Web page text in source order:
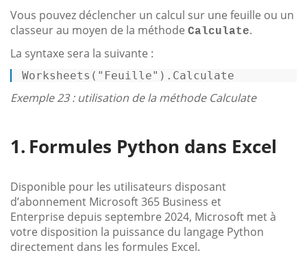
Vous pouvez déclencher un calcul sur une feuille ou un
classeur au moyen de la méthode Calculate.
La syntaxe sera la suivante :
Worksheets ("Feuille") .Calculate
Exemple 23 : utilisation de la méthode Calculate
Formules Python dans Excel
Disponible pour les utilisateurs disposant
d’abonnement Microsoft 365 Business et
Enterprise depuis septembre 2024, Microsoft met à
votre disposition la puissance du langage Python
directement dans les formules Excel.